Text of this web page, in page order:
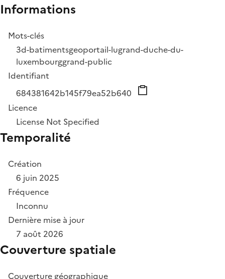
Informations
Mots-clés
3d-batimentsgeoportail-lugrand-duche-du-
luxembourggrand-public
Identifiant
684381642b145f79ea52b640
Licence
License Not Specified
Temporalité
Création
6 juin 2025
Fréquence
Inconnu
Dernière mise à jour
7 août 2026
Couverture spatiale
Couverture géographique